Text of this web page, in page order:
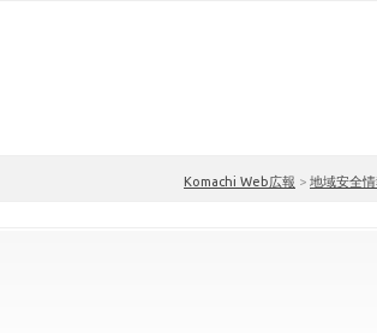
Komachi Web広報 > 地域安全情